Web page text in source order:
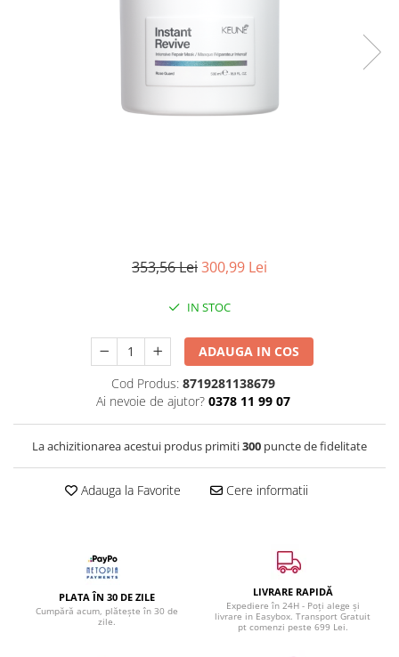
353,56 Lei300,99 Lei
IN STOC
ADAUGA IN COS
Cod Produs: 8719281138679
Ai nevoie de ajutor? 0378 11 99 07
La achizitionarea acestui produs primiti300 puncte de fidelitate
Adauga la Favorite Cere informatii
PLATA ÎN 30 DE ZILE
Cumpără acum, plătește în 30 de
zile.
LIVRARE RAPIDĂ
Expediere în 24H - Poți alege și
livrare in Easybox. Transport Gratuit
pt comenzi peste 699 Lei.